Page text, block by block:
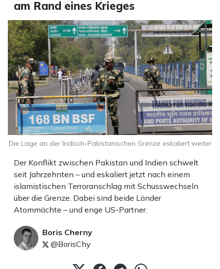
am Rand eines Krieges
Der Konflikt zwischen Pakistan und Indien schwelt
seit Jahrzehnten – und eskaliert jetzt nach einem
islamistischen Terroranschlag mit Schusswechseln
über die Grenze. Dabei sind beide Länder
Atommächte – und enge US-Partner.
Boris Cherny
@BorisChy
Die Lage an der Indisch-Pakistanischen Grenze eskaliert weiter